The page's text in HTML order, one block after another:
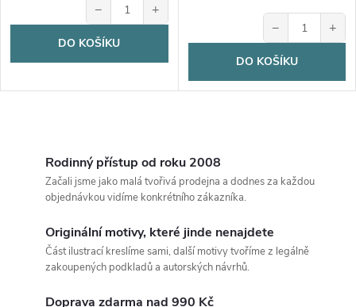
− +
DO KOŠÍKU
− +
DO KOŠÍKU
Rodinný přístup od roku 2008
Začali jsme jako malá tvořivá prodejna a dodnes za každou
objednávkou vidíme konkrétního zákazníka.
Originální motivy, které jinde nenajdete
Část ilustrací kreslíme sami, další motivy tvoříme z legálně
zakoupených podkladů a autorských návrhů.
Doprava zdarma nad 990 Kč